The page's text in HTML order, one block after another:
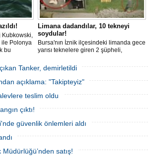
Kubkowski,
ile Polonya
bu
Limana dadandılar, 10 tekneyi
soydular!
Bursa'nın İznik ilçesindeki limanda gece
yarısı teknelere giren 2 şüpheli,
çaldı. Olay, güvenlik kameralarına
yansıdı, tekne sahiplerinin ihbarıyla
jandarma inceleme başlattı.
Tanker, demirletildi
açıklama: "Takipteyiz"
teslim oldu
çıktı!
güvenlik önlemleri aldı
satış!